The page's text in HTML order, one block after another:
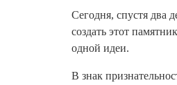
Сегодня, спустя два
создать этот
одной идеи.
В знак